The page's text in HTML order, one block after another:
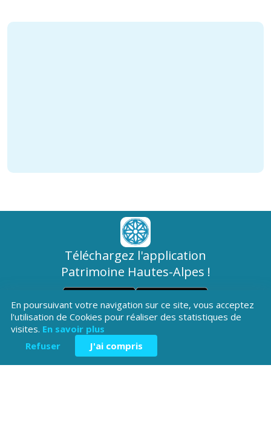
Téléchargez l'application
Patrimoine Hautes-Alpes !
En poursuivant votre navigation sur ce site, vous acceptez
l'utilisation de Cookies pour réaliser des statistiques de
visites. En savoir plus
Refuser
J'ai compris